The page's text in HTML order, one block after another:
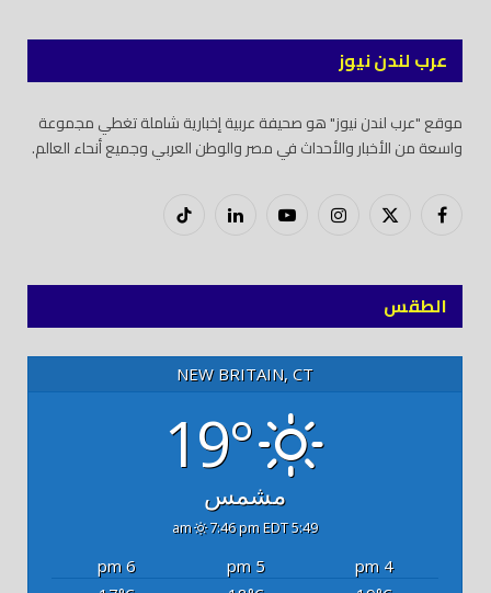
عرب لندن نيوز
موقع "عرب لندن نيوز" هو صحيفة عربية إخبارية شاملة تغطي مجموعة
واسعة من الأخبار والأحداث في مصر والوطن العربي وجميع أنحاء العالم.
فيسبوكX
إنستغراميوتيوب لينكدود
تيك
الطقس
NEW BRITAIN, CT
19°
مشمس
5:49 am
7:46 pm EDT
4 pm
5 pm
6 pm